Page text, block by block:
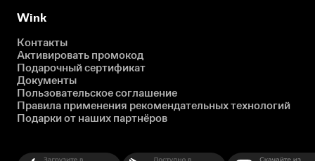
Wink
Контакты
Активировать промокод
Подарочный сертификат
Документы
Пользовательское соглашение
Правила применения рекомендательных технологий
Подарки от наших партнёров